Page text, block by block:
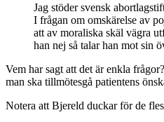
Jag stöder svensk
I frågan om omskärelse av
att av moraliska skäl vägra
han nej så talar han mot sin
Vem har sagt att det är enkla
man ska tillmötesgå patientens
Notera att Bjereld duckar för de